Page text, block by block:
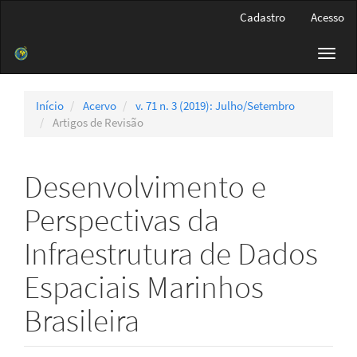
Barra
Cadastro Acesso
Início Acervo
v. 71 n. 3 (2019): Julho/Setembro
Artigos de Revisão
Desenvolvimento e
Perspectivas da
Infraestrutura de Dados
Espaciais Marinhos
Brasileira